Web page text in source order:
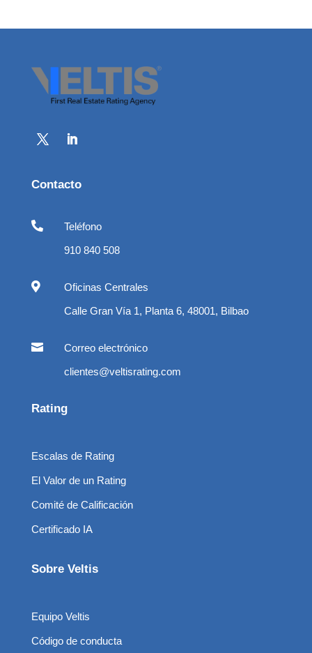
Contacto

Teléfono
910 840 508

Oficinas Centrales
Calle Gran Vía 1, Planta 6, 48001, Bilbao

Correo electrónico
clientes@veltisrating.com
Rating
Escalas de Rating
El Valor de un Rating
Comité de Calificación
Certificado IA
Sobre Veltis
Equipo Veltis
Código de conducta